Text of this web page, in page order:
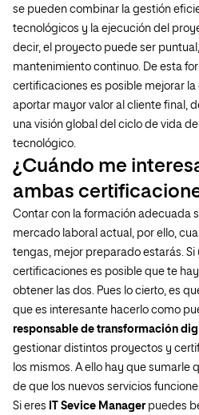
se pueden combinar la gestión
tecnológicos y la ejecución del
decir, el proyecto puede ser
mantenimiento continuo. De esta
certificaciones es posible mejorar
aportar mayor valor al cliente final,
una visión global del ciclo de vida
tecnológico.
¿Cuándo me
ambas
Contar con la formación adecuada
mercado laboral actual, por ello,
tengas, mejor preparado estarás. Si
certificaciones es posible que te
obtener las dos. Pues lo cierto, es
que es interesante hacerlo como
responsable de transformación
gestionar distintos proyectos y
los mismos. A ello hay que sumarle
de que los nuevos servicios
Si eres
IT Sevice Managerpuedes